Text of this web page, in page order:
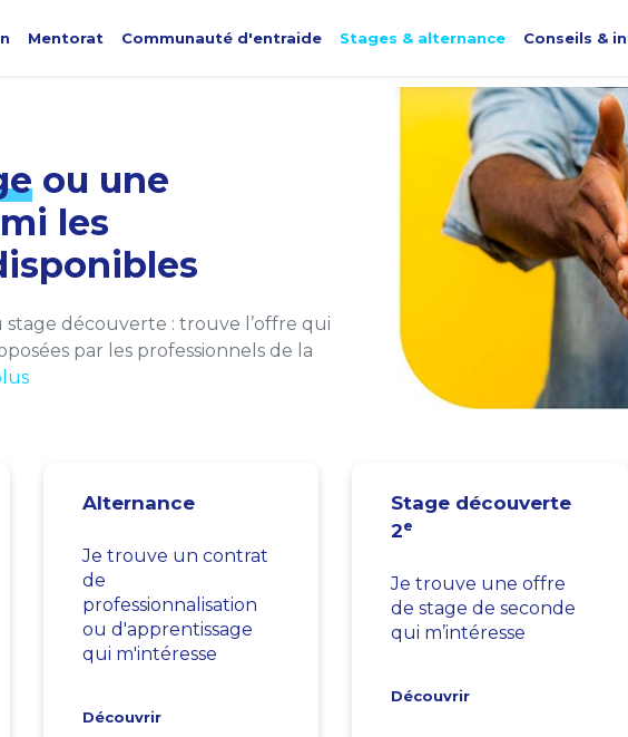
Mentorat Communauté d'entraide Stages & alternance Conseils &
ou une
les
découverte : trouve l’offre qui
par les professionnels de la
Alternance
Je trouve un contrat
de
professionnalisation
ou d'apprentissage
qui m'intéresse
Découvrir
Stage découverte
2e
Je trouve une offre
de stage de seconde
qui m’intéresse
Découvrir